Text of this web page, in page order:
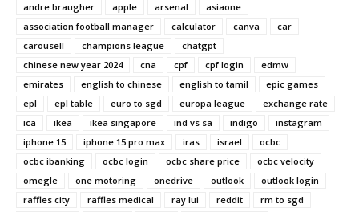
andre braugher
apple arsenal
asiaone
association football manager
calculator canva
car
carousell
champions league
chatgpt
chinese new year 2024
cna cpf cpf login
edmw
emirates
english to chinese english to tamil
epic games
epl
epl table euro to sgd europa league
exchange rate
ica
ikea ikea singapore ind vs sa indigo
instagram
iphone 15
iphone 15 pro max iras israel
ocbc
ocbc ibanking
ocbc login ocbc share price
ocbc velocity
omegle
one motoring onedrive outlook
outlook login
raffles city
raffles medical ray lui reddit
rm to sgd